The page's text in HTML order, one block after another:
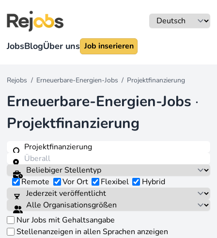
JobsBlogÜber uns Job inserieren
Rejobs / Erneuerbare-Energien-Jobs / Projektfinanzierung
Erneuerbare-Energien-Jobs ·
Projektfinanzierung
Remote Vor Ort Flexibel Hybrid
Nur Jobs mit Gehaltsangabe
Stellenanzeigen in allen Sprachen anzeigen